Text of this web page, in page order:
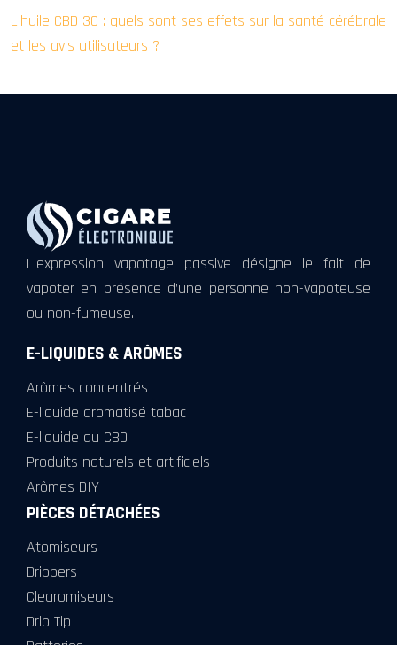
L’huile CBD 30 : quels sont ses effets sur la santé cérébrale
et les avis utilisateurs ?
L’expression vapotage passive désigne le fait de
vapoter en présence d’une personne non-vapoteuse
ou non-fumeuse.
E-LIQUIDES & ARÔMES
Arômes concentrés
E-liquide aromatisé tabac
E-liquide au CBD
Produits naturels et artificiels
Arômes DIY
PIÈCES DÉTACHÉES
Atomiseurs
Drippers
Clearomiseurs
Drip Tip